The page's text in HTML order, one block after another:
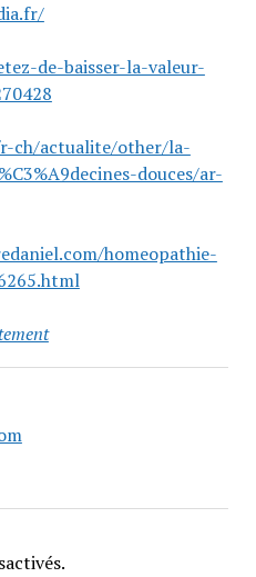
de-baisser-la-valeur-
ch/actualite/other/la-
douces/ar-
homeopathie-